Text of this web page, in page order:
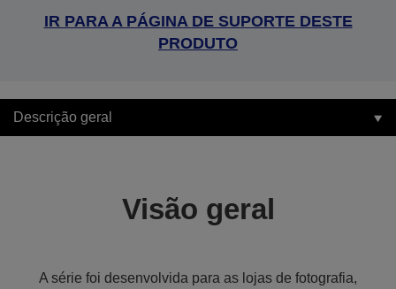
IR PARA A PÁGINA DE SUPORTE DESTE
PRODUTO
Descrição geral
Visão geral
A série foi desenvolvida para as lojas de fotografia,